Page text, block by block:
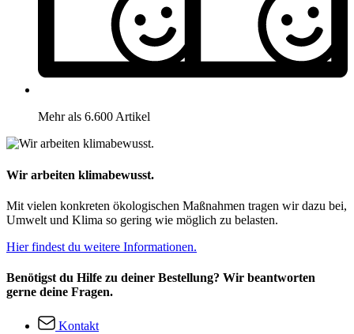
Mehr als 6.600 Artikel
Wir arbeiten klimabewusst.
Mit vielen konkreten ökologischen Maßnahmen tragen wir dazu bei,
Umwelt und Klima so gering wie möglich zu belasten.
Hier findest du weitere Informationen.
Benötigst du Hilfe zu deiner Bestellung? Wir beantworten
gerne deine Fragen.
Kontakt